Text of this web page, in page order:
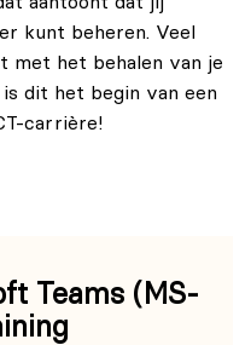
kunt beheren. Veel
met het behalen van je
dit het begin van een
carrière!
Teams (MS-